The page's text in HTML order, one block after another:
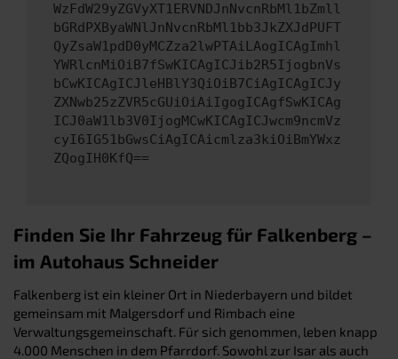
WzFdW29yZGVyXT1ERVNDJnNvcnRbMl1bZmll
bGRdPXByaWNlJnNvcnRbMl1bb3JkZXJdPUFT
QyZsaW1pdD0yMCZza2lwPTAiLAogICAgImhl
YWRlcnMiOiB7fSwKICAgICJib2R5IjogbnVs
bCwKICAgICJleHBlY3QiOiB7CiAgICAgICJy
ZXNwb25zZVR5cGUiOiAiIgogICAgfSwKICAg
ICJ0aW1lb3V0IjogMCwKICAgICJwcm9ncmVz
cyI6IG51bGwsCiAgICAicmlza3kiOiBmYWxz
ZQogIH0KfQ==
Finden Sie Ihr Fahrzeug für Falkenberg –
im Autohaus Schneider
Falkenberg ist ein kleiner Ort in Niederbayern und bildet
gemeinsam mit Malgersdorf und Rimbach eine
Verwaltungsgemeinschaft. Für sich genommen, leben knapp
4.000 Menschen in dem Pfarrdorf. Sowohl zur Isar als auch